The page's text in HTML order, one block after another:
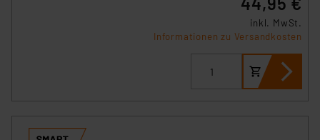
„Einige Drittanbieter verarbeiten personenbezogene
Daten in den USA. Ihre Einwilligung zur Einbindung von
Cookies dieser Drittanbieter umfasst daher ggf. auch
die Verarbeitung Ihrer Daten in den USA gemäß Art. 49
der Datenschutzerklärung. Für die USA besteht kein
inkl. MwSt.
Informationen zu Versandkosten